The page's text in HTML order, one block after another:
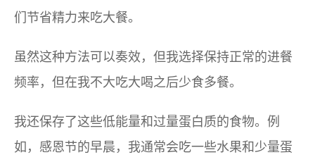
们节省精力来吃大餐。
虽然这种方法可以奏效，但我选择保持正常的进餐
频率，但在我不大吃大喝之后少食多餐。
我还保存了这些低能量和过量蛋白质的食物。例
如，感恩节的早晨，我通常会吃一些水果和少量蛋